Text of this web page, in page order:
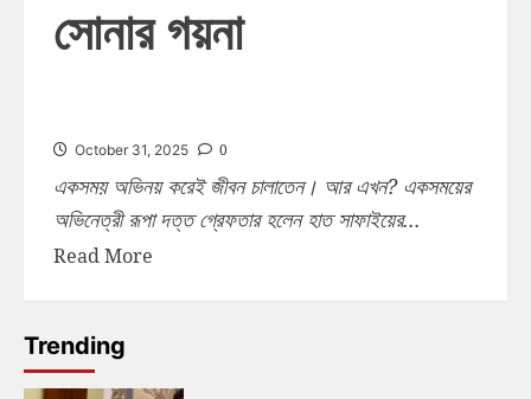
সোনার গয়না
October 31, 2025 0
একসময় অভিনয় করেই জীবন চালাতেন। আর এখন? একসময়ের
অভিনেত্রী রূপা দত্ত গ্রেফতার হলেন হাত সাফাইয়ের...
Read More
Trending